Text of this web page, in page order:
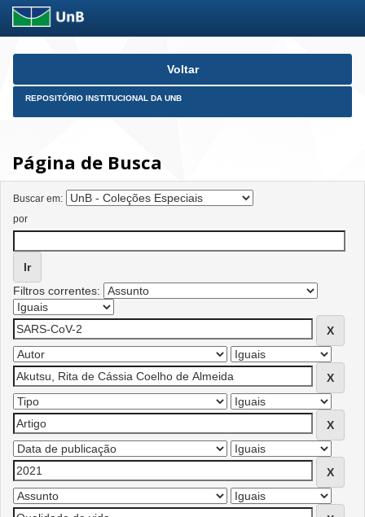
Skip
Voltar
REPOSITÓRIO INSTITUCIONAL DA UNB
Página de Busca
Buscar em:
por
Filtros correntes: